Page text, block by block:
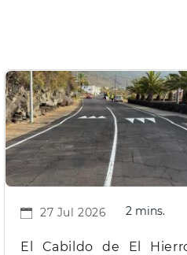
27 Jul 2026 2 mins.
El Cabildo de El